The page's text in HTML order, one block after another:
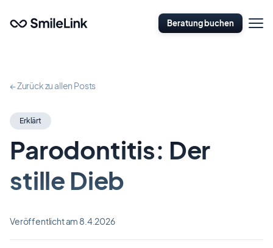
Hauptinhalt
Beratung buchen
öffnen
← Zurück zu allen Posts
Erklärt
Parodontitis: Der
stille Dieb
Veröffentlicht am 8.4.2026